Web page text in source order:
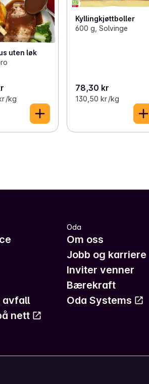
uten løk
/kg
Kyllingkjøttboller
600 g, Solvinge
78,30 kr
130,50 kr /kg
avfall
nett
Oda
Om oss
Jobb og karriere
Inviter venner
Bærekraft
Oda Systems